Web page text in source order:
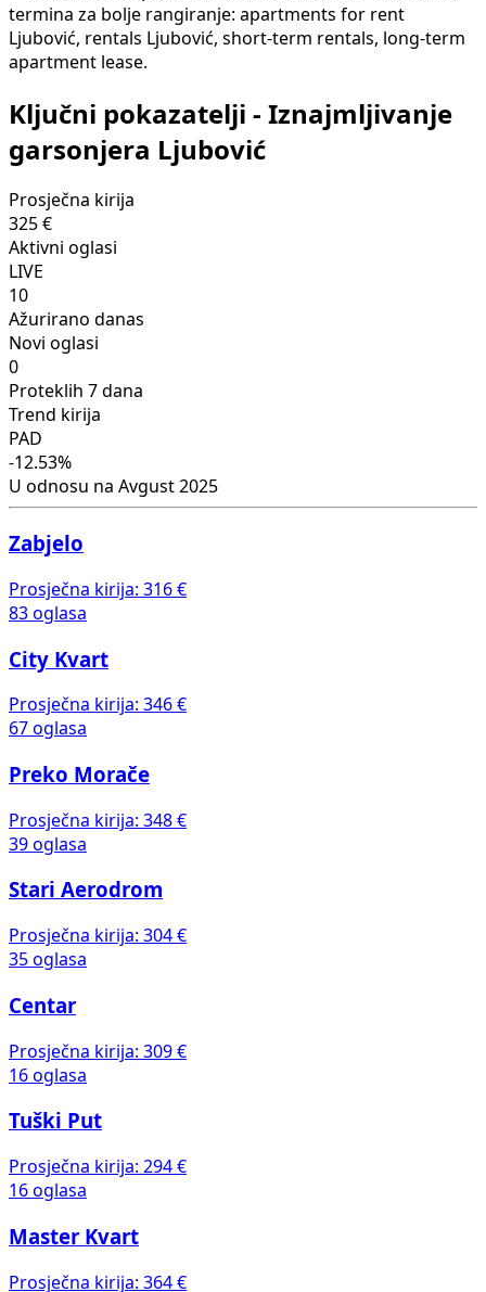
termina za bolje rangiranje: apartments for rent
Ljubović, rentals Ljubović, short-term rentals, long-term
apartment lease.
Ključni pokazatelji - Iznajmljivanje
garsonjera Ljubović
Prosječna kirija
325 €
Aktivni oglasi
LIVE
10
Ažurirano danas
Novi oglasi
0
Proteklih 7 dana
Trend kirija
PAD
-12.53%
U odnosu na Avgust 2025
Zabjelo
Prosječna kirija: 316 €
83 oglasa
City Kvart
Prosječna kirija: 346 €
67 oglasa
Preko Morače
Prosječna kirija: 348 €
39 oglasa
Stari Aerodrom
Prosječna kirija: 304 €
35 oglasa
Centar
Prosječna kirija: 309 €
16 oglasa
Tuški Put
Prosječna kirija: 294 €
16 oglasa
Master Kvart
Prosječna kirija: 364 €